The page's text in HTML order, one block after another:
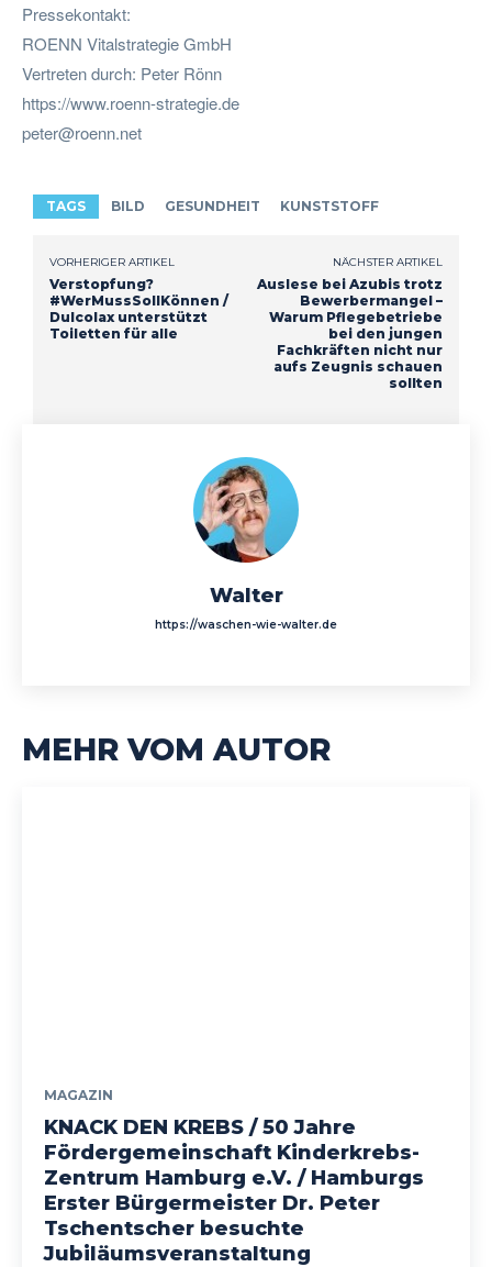
Pressekontakt:
ROENN Vitalstrategie GmbH
Vertreten durch: Peter Rönn
https://www.roenn-strategie.de
peter@roenn.net
TAGS BILD GESUNDHEIT KUNSTSTOFF
VORHERIGER ARTIKEL
Verstopfung?
#WerMussSollKönnen /
Dulcolax unterstützt
Toiletten für alle
NÄCHSTER ARTIKEL
Auslese bei Azubis trotz
Bewerbermangel –
Warum Pflegebetriebe
bei den jungen
Fachkräften nicht nur
aufs Zeugnis schauen
sollten
Walter
https://waschen-wie-walter.de
MEHR VOM AUTOR
MAGAZIN
KNACK DEN KREBS / 50 Jahre
Fördergemeinschaft Kinderkrebs-
Zentrum Hamburg e.V. / Hamburgs
Erster Bürgermeister Dr. Peter
Tschentscher besuchte
Jubiläumsveranstaltung